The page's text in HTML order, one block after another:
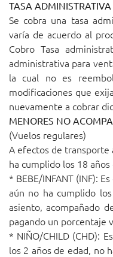
TASA ADMINISTRATIVA
Se cobra una tasa
varía de acuerdo al
Cobro Tasa
administrativa para
la cual no es
modificaciones que
nuevamente a cobrar
MENORES NO
(Vuelos regulares)
A efectos de transporte
ha cumplido los 18
* BEBE/INFANT (INF):
aún no ha cumplido
asiento, acompañado
pagando un porcentaje
* NIÑO/CHILD (CHD):
los 2 años de edad, no